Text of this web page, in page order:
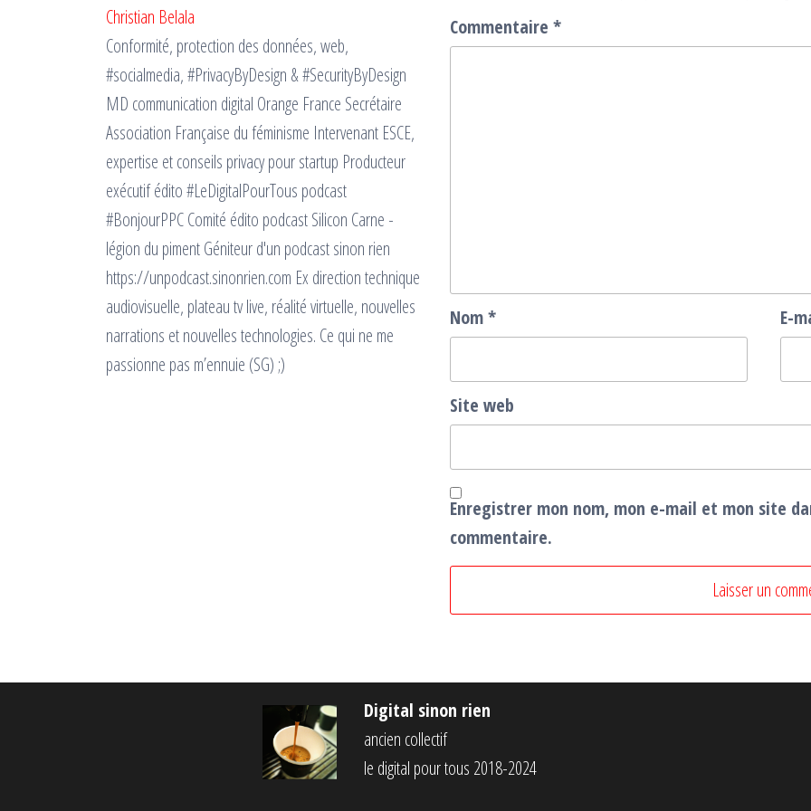
Christian Belala
Conformité, protection des données, web,
#socialmedia, #PrivacyByDesign & #SecurityByDesign
MD communication digital Orange France Secrétaire
Association Française du féminisme Intervenant ESCE,
expertise et conseils privacy pour startup Producteur
exécutif édito #LeDigitalPourTous podcast
#BonjourPPC Comité édito podcast Silicon Carne -
légion du piment Géniteur d'un podcast sinon rien
https://unpodcast.sinonrien.com Ex direction technique
audiovisuelle, plateau tv live, réalité virtuelle, nouvelles
narrations et nouvelles technologies. Ce qui ne me
passionne pas m’ennuie (SG) ;)
Commentaire *
Nom* E-
Site web
Enregistrer mon nom, mon e-mail et mon site
commentaire.
Digital sinon rien
ancien collectif
le digital pour tous 2018-2024